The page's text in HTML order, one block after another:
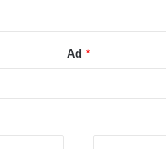
Ad *